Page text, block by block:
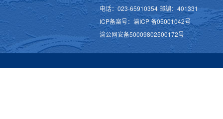
电话：023-65910354 邮编：401331
ICP备案号：渝ICP 备05001042号
渝公网安备50009802500172号